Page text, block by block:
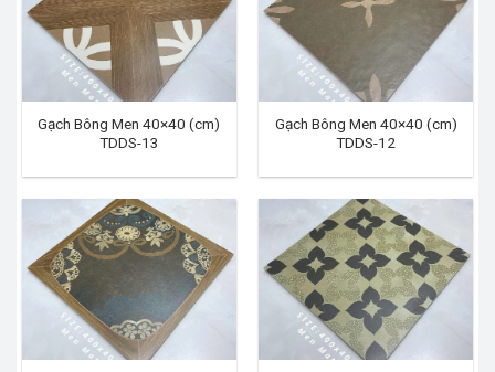
Gạch Bông Men 40×40 (cm)
TDDS-13
Gạch Bông Men 40×40 (cm)
TDDS-12